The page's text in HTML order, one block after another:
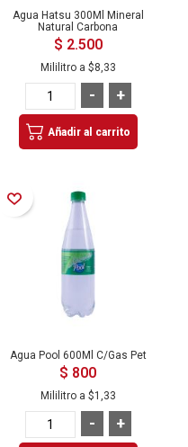
Agua Hatsu 300Ml Mineral
Natural Carbona
$ 2.500
Mililitro a $8,33
+
-
Añadir al carrito
Añadir a la Lista de Deseos
Agua Pool 600Ml C/Gas Pet
$ 800
Mililitro a $1,33
+
-